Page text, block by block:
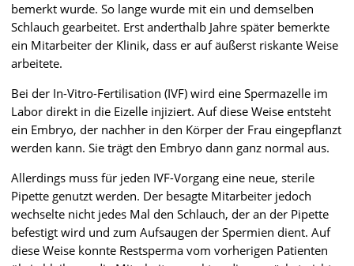
bemerkt wurde. So lange wurde mit ein und demselben
Schlauch gearbeitet. Erst anderthalb Jahre später bemerkte
ein Mitarbeiter der Klinik, dass er auf äußerst riskante Weise
arbeitete.
Bei der In-Vitro-Fertilisation (IVF) wird eine Spermazelle im
Labor direkt in die Eizelle injiziert. Auf diese Weise entsteht
ein Embryo, der nachher in den Körper der Frau eingepflanzt
werden kann. Sie trägt den Embryo dann ganz normal aus.
Allerdings muss für jeden IVF-Vorgang eine neue, sterile
Pipette genutzt werden. Der besagte Mitarbeiter jedoch
wechselte nicht jedes Mal den Schlauch, der an der Pipette
befestigt wird und zum Aufsaugen der Spermien dient. Auf
diese Weise konnte Restsperma vom vorherigen Patienten